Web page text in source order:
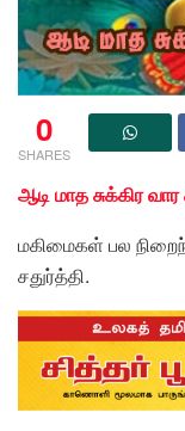
0
SHARES
ஆடி மாத சுக்கிர
மகிமைகள் பல
சதுர்த்தி.